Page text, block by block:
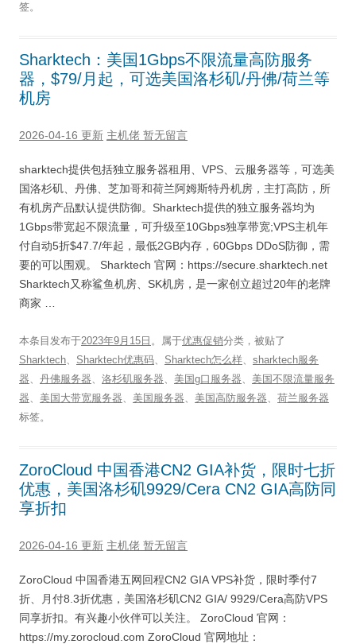
签。
Sharktech：美国1Gbps不限流量高防服务
器，$79/月起，可选美国洛杉矶/丹佛/荷兰等
机房
2026-04-16 更新 主机佬 暂无留言
sharktech提供包括独立服务器租用、VPS、云服务器等，可选美
国洛杉矶、丹佛、芝加哥和荷兰阿姆斯特丹机房，主打高防，所
有机房产品默认提供防御。Sharktech提供的独立服务器均为
1Gbps带宽起不限流量，可升级至10Gbps独享带宽;VPS主机年
付自动5折$47.7/年起，最低2GB内存，60Gbps DDoS防御，需
要的可以围观。 Sharktech 官网：https://secure.sharktech.net
Sharktech又称鲨鱼机房、SK机房，是一家创立超过20年的老牌
商家 …
本条目发布于2023年9月15日 。属于优惠促销分类，被贴了
Sharktech、 Sharktech优惠码、 Sharktech怎么样、 sharktech服务
器、 丹佛服务器、 洛杉矶服务器、 美国g口服务器、 美国不限流量服务
器、 美国大带宽服务器、 美国服务器、 美国高防服务器、 荷兰服务器
标签。
ZoroCloud 中国香港CN2 GIA补货，限时七折
优惠，美国洛杉矶9929/Cera CN2 GIA高防同
享折扣
2026-04-16 更新 主机佬 暂无留言
ZoroCloud 中国香港五网回程CN2 GIA VPS补货，限时季付7
折、月付8.3折优惠，美国洛杉矶CN2 GIA/ 9929/Cera高防VPS
同享折扣。有兴趣小伙伴可以关注。 ZoroCloud 官网：
https://my.zorocloud.com ZoroCloud 官网地址：